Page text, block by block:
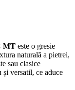
MT este o gresie
naturală a pietrei,
sau clasice
și versatil, ce aduce